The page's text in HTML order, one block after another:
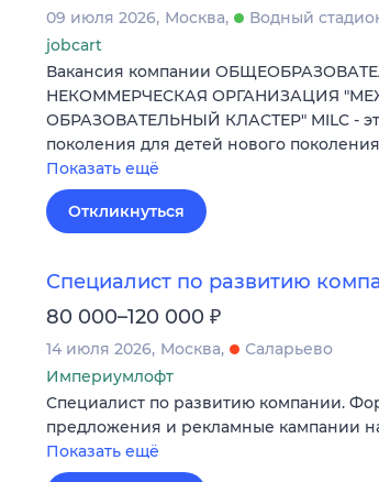
09 июля 2026 Москва
Водный
jobcart
Вакансия компании
НЕКОММЕРЧЕСКАЯ ОРГАНИЗАЦИЯ
ОБРАЗОВАТЕЛЬНЫЙ КЛАСТЕР" MILC -
поколения для детей нового
Показать ещё
Откликнуться
Специалист по развитию
80 000–120 000 ₽
14 июля 2026 Москва
Саларьево
Империумлофт
Специалист по развитию компании.
предложения и рекламные кампании
Показать ещё